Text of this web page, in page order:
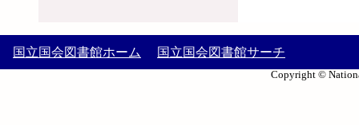
国立国会図書館ホーム 国立国会図書館サーチ
Copyright ©